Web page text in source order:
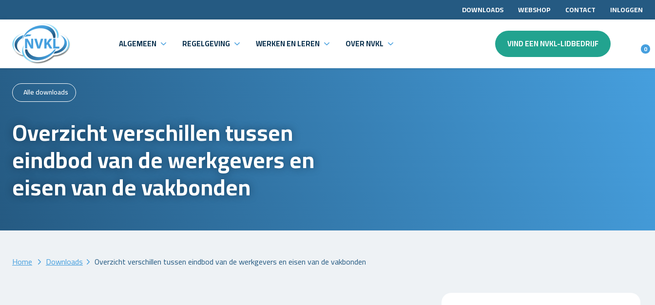
DOWNLOADS WEBSHOP CONTACT INLOGGEN
ALGEMEEN REGELGEVING WERKEN EN LEREN OVER NVKL VIND EEN NVKL-LIDBEDRIJF 0
Alle downloads
Overzicht verschillen tussen
eindbod van de werkgevers en
eisen van de vakbonden
Home Downloads Overzicht verschillen tussen eindbod van de werkgevers en eisen van de vakbonden